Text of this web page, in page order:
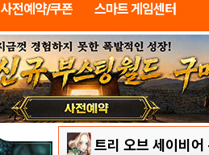
사전예약/쿠폰 스마트 게임센터
트리 오브 세이비어